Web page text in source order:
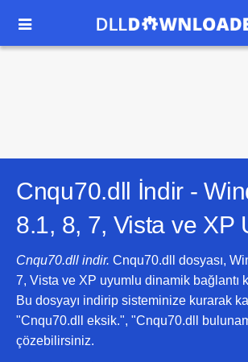

Cnqu70.dll İndir -
8.1, 8, 7, Vista ve XP
Cnqu70.dll indir. Cnqu70.dll dosyası,
7, Vista ve XP uyumlu dinamik bağlantı
Bu dosyayı indirip sisteminize kurarak
"Cnqu70.dll eksik.", "Cnqu70.dll
çözebilirsiniz.